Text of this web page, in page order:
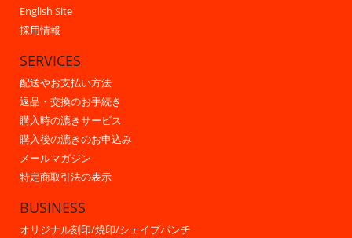
English Site
採用情報
SERVICES
配送やお支払い方法
返品・交換のお手続き
購入時の漉きサービス
購入後の漉きのお申込み
メールマガジン
特定商取引法の表示
BUSINESS
オリジナル刻印/焼印/シェイプパンチ